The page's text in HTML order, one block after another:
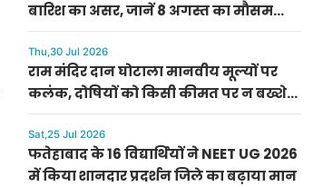
बारिश का असर, जानें 8 अगस्त का मौसम
अपडेट
Thu,30 Jul 2026
राम मंदिर दान घोटाला मानवीय मूल्यों पर
कलंक, दोषियों को किसी कीमत पर न बख्शे
अदालत — दीपा शर्मा
Sat,25 Jul 2026
फतेहाबाद के 16 विद्यार्थियों ने NEET UG 2026
में किया शानदार प्रदर्शन जिले का बढ़ाया मान